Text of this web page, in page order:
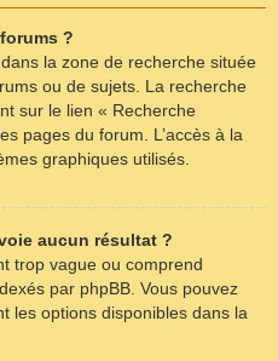
?
la zone de recherche située
ou de sujets. La recherche
sur le lien « Recherche
pages du forum. L’accès à la
graphiques utilisés.
aucun résultat ?
trop vague ou comprend
par phpBB. Vous pouvez
les options disponibles dans la